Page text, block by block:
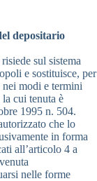
depositario
sul sistema
e sostituisce, per
nei modi e termini
cui tenuta è
1995 n. 504.
che lo
in forma
all’articolo 4 a
nelle forme